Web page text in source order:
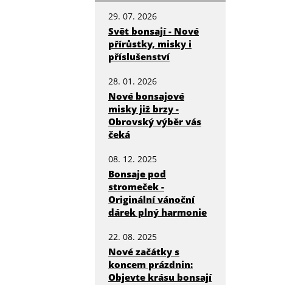
29. 07. 2026
Svět bonsají - Nové
přírůstky, misky i
příslušenství
28. 01. 2026
Nové bonsajové
misky již brzy -
Obrovský výběr vás
čeká
08. 12. 2025
Bonsaje pod
stromeček -
Originální vánoční
dárek plný harmonie
22. 08. 2025
Nové začátky s
koncem prázdnin:
Objevte krásu bonsají